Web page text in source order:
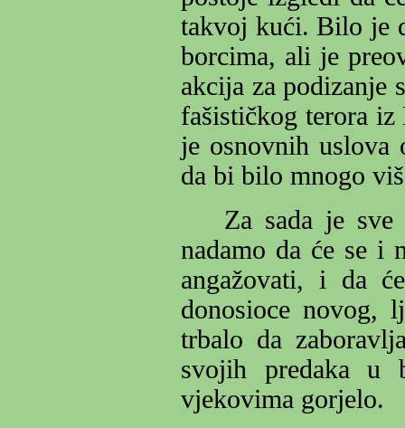
takvoj kući. Bilo je
borcima, ali je
akcija za podizanje
fašističkog terora
je osnovnih uslova
da bi bilo mnogo
Za sada je
nadamo da će se i
angažovati, i da
donosioce novog,
trbalo da
svojih predaka u
vjekovima gorjelo.